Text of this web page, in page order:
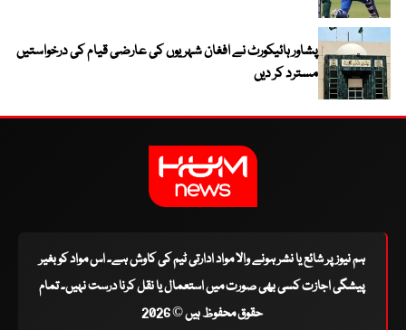
پشاور ہائیکورٹ نے افغان شہریوں کی عارضی قیام کی درخواستیں
مسترد کر دیں
ہم نیوز پر شائع یا نشر ہونے والا مواد ادارتی ٹیم کی کاوش ہے۔ اس مواد کو بغیر
پیشگی اجازت کسی بھی صورت میں استعمال یا نقل کرنا درست نہیں۔ تمام
حقوق محفوظ ہیں © 2026